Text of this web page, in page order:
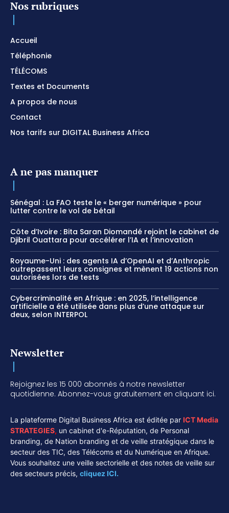
Nos rubriques
Accueil
Téléphonie
TÉLÉCOMS
Textes et Documents
A propos de nous
Contact
Nos tarifs sur DIGITAL Business Africa
A ne pas manquer
Sénégal : La FAO teste le « berger numérique » pour
lutter contre le vol de bétail
Côte d’Ivoire : Bita Saran Diomandé rejoint le cabinet de
Djibril Ouattara pour accélérer l’IA et l’innovation
Royaume-Uni : des agents IA d’OpenAI et d’Anthropic
outrepassent leurs consignes et mènent 19 actions non
autorisées lors de tests
Cybercriminalité en Afrique : en 2025, l’intelligence
artificielle a été utilisée dans plus d’une attaque sur
deux, selon INTERPOL
Newsletter
Rejoignez les 15 000 abonnés à notre newsletter
quotidienne. Abonnez-vous gratuitement en cliquant ici.
La plateforme Digital Business Africa est éditée par ICT Media
STRATEGIES, un cabinet d'e-Réputation, de Personal
branding, de Nation branding et de veille stratégique dans le
secteur des TIC, des Télécoms et du Numérique en Afrique.
Vous souhaitez une veille sectorielle et des notes de veille sur
des secteurs précis, cliquez ICI.